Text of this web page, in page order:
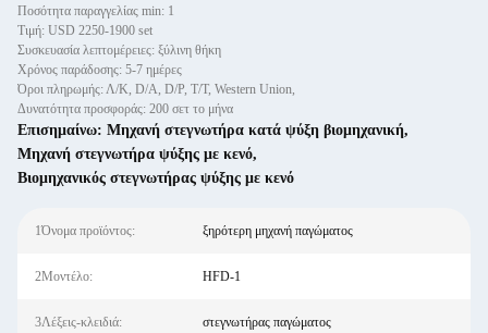
Ποσότητα παραγγελίας min: 1
Τιμή: USD 2250-1900 set
Συσκευασία λεπτομέρειες: ξύλινη θήκη
Χρόνος παράδοσης: 5-7 ημέρες
Όροι πληρωμής: Λ/Κ, D/A, D/P, T/T, Western Union,
Δυνατότητα προσφοράς: 200 σετ το μήνα
Επισημαίνω: Μηχανή στεγνωτήρα κατά ψύξη βιομηχανική,
Μηχανή στεγνωτήρα ψύξης με κενό,
Βιομηχανικός στεγνωτήρας ψύξης με κενό
1Όνομα προϊόντος: ξηρότερη μηχανή παγώματος
2Μοντέλο: HFD-1
3Λέξεις-κλειδιά: στεγνωτήρας παγώματος